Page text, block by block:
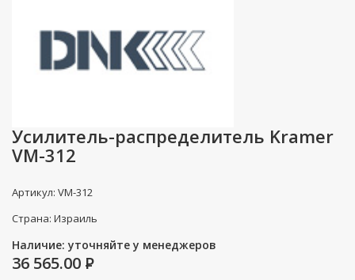
Усилитель-распределитель Kramer
VM-312
Артикул: VM-312
Страна: Израиль
Наличие: уточняйте у менеджеров
36 565.00 P